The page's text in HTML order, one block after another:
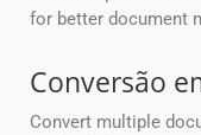
for better document
Conversão
Convert multiple